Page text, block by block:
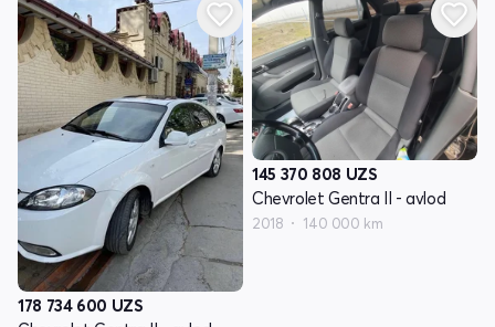
178 734 600 UZS
145 370 808 UZS
Chevrolet Gentra II - avlod
2018 140 000 km